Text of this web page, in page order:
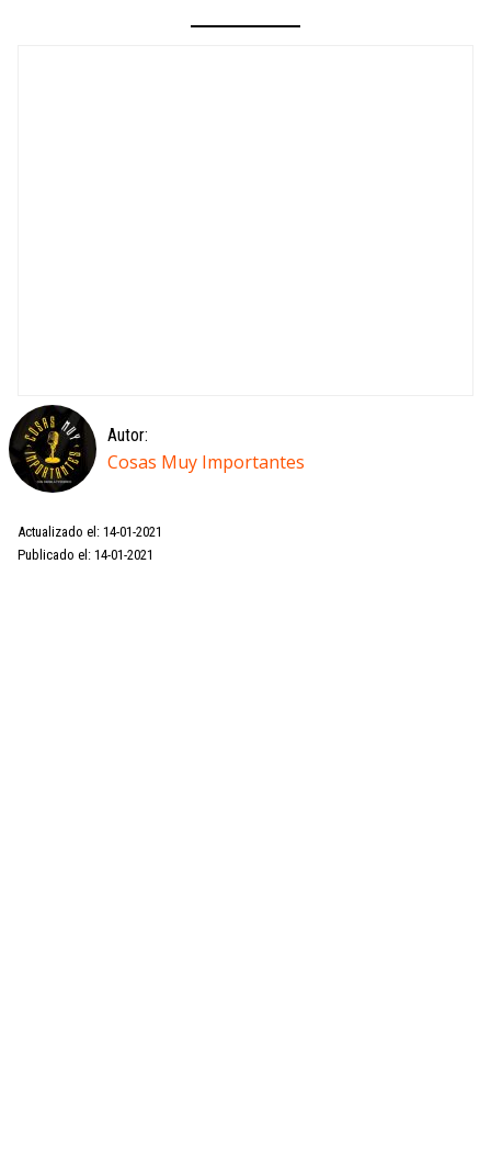
Autor:
Cosas Muy Importantes
Actualizado el: 14-01-2021
Publicado el: 14-01-2021